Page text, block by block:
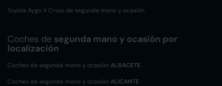
Toyota Aygo X Cross de segunda mano y ocasión
Coches de segunda mano y ocasión por
localización
Coches de segunda mano y ocasión ALBACETE
Coches de segunda mano y ocasión ALICANTE